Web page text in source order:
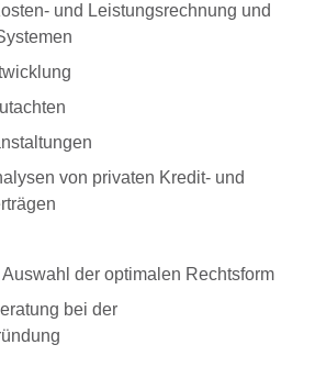
und Leistungsrechnung und
von privaten Kredit- und
der optimalen Rechtsform
bei der